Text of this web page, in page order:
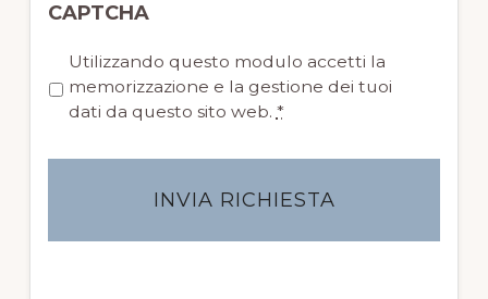
CAPTCHA
r
a
*
Utilizzando questo modulo accetti la
memorizzazione e la gestione dei tuoi
dati da questo sito web. *